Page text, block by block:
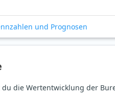
und Prognosen
die Wertentwicklung der